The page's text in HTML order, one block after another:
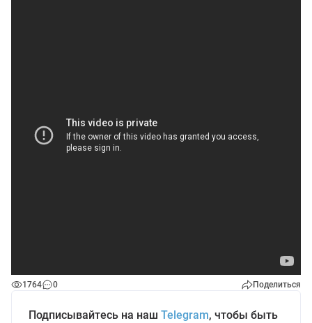
1764 0 Поделиться
Подписывайтесь на наш Telegram, чтобы быть